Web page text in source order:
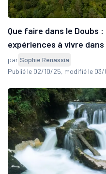
Que faire dans le Doubs
expériences à vivre
par Sophie Renassia
Publié le 02/10/25, modifié le